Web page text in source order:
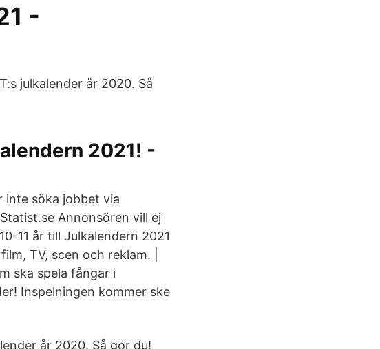
-
julkalender år 2020. Så
2021! -
inte söka jobbet via
Annonsören vill ej
11 år till Julkalendern 2021
TV, scen och reklam. |
ska spela fångar i
Inspelningen kommer ske
år 2020. Så gör du!